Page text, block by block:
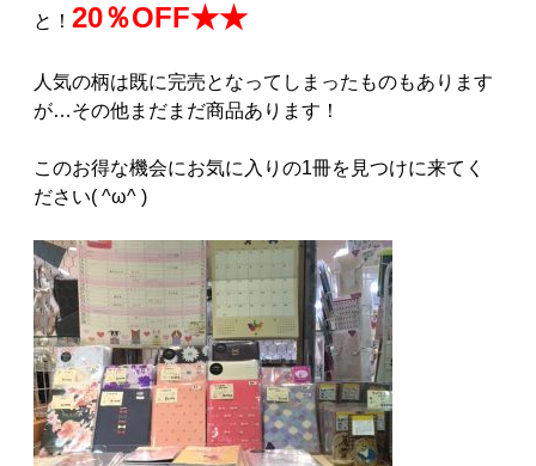
と！ 20％OFF★★
人気の柄は既に完売となってしまったものもあります
が…その他まだまだ商品あります！
このお得な機会にお気に入りの1冊を見つけに来てく
ださい( ^ω^ )